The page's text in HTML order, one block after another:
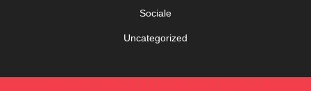
Sociale
Uncategorized